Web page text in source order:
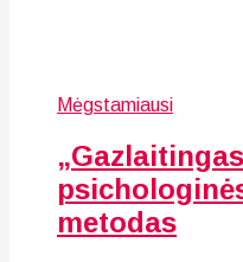
Mėgstamiausi
metodas